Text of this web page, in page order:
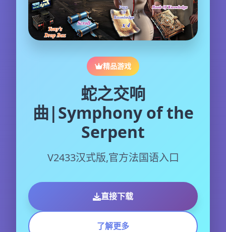
精品游戏
蛇之交响
曲|Symphony of the
Serpent
V2433汉式版,官方法国语入口
直接下载
了解更多